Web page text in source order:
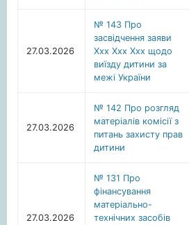
27.03.2026
№ 143 Про
засвідчення заяви
Ххх Ххх Ххх щодо
виїзду дитини за
межі України
27.03.2026
№ 142 Про розгляд
матеріалів комісії з
питань захисту прав
дитини
27.03.2026
№ 131 Про
фінансування
матеріально-
технічних засобів